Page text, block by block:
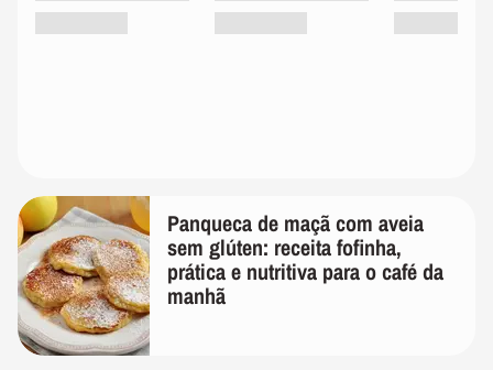
Panqueca de maçã com aveia
sem glúten: receita fofinha,
prática e nutritiva para o café da
manhã